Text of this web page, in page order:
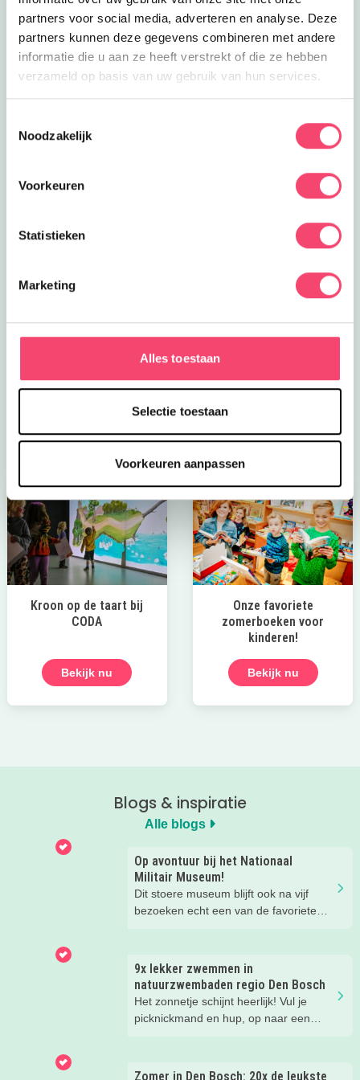
partners voor social media, adverteren en analyse. Deze
partners kunnen deze gegevens combineren met andere
informatie die u aan ze heeft verstrekt of die ze hebben
verzameld op basis van uw gebruik van hun services.
Noodzakelijk
Voorkeuren
Statistieken
Marketing
Alles toestaan
Selectie toestaan
Voorkeuren aanpassen
ZOMERVAKANTIE!
Ontdek de leukste gezinsuitjes in en om Den Bosch:
speeltuinen en spannende wandelroutes!
Kroon op de taart bij
CODA
Bekijk nu
Onze favoriete
zomerboeken voor
kinderen!
Bekijk nu
Blogs & inspiratie
Alle blogs
Op avontuur bij het Nationaal
Militair Museum!
Dit stoere museum blijft ook na vijf
bezoeken echt een van de favoriete
ze zo leuk vinden aan het NMM. ‘De
mega coole vliegtuigen overal’, ‘de
stormbaan buiten’, ‘de Xplore’ en het
'zelf in een mini-jeep rijden’. Voor ons
dus alle reden om nog een keer te
9x lekker zwemmen in
natuurzwembaden regio Den Bosch
Het zonnetje schijnt heerlijk! Vul je
picknickmand en hup, op naar een
het hele gezin. In het water, op het
Zomer in Den Bosch: 20x de leukste